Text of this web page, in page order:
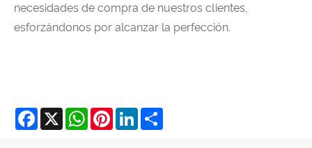
necesidades de compra de nuestros clientes,
esforzándonos por alcanzar la perfección.
Facebook
X WhatsAppPinterestLinkedIn